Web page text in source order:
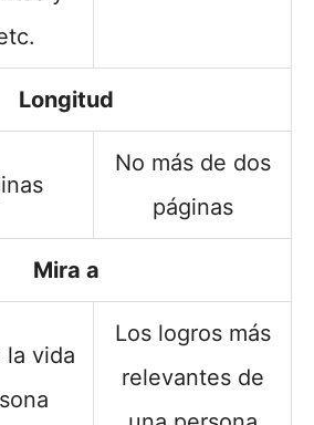
Longitud
No más de dos
páginas
Mira a
la vida
Los logros más
relevantes de